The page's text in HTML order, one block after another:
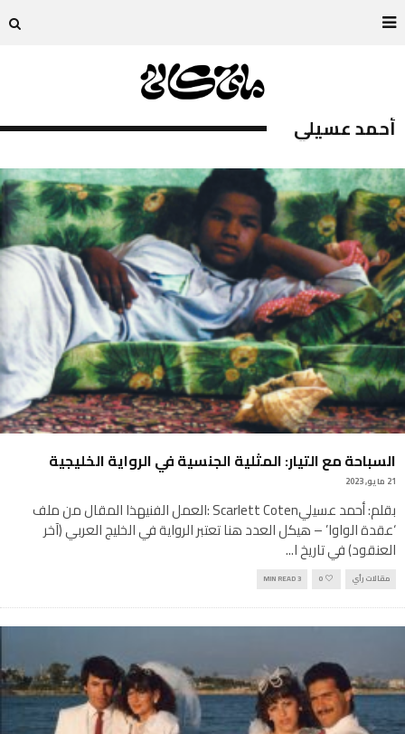
أحمد عسيلي
السباحة مع التيار: المثلية الجنسية في الرواية الخليجية
21 مايو, 2023
بقلم: أحمد عسيليScarlett Coten :العمل الفنيهذا المقال من ملف
‘عقدة الواوا’ – هيكل العدد هنا تعتبر الرواية في الخليج العربي (آخر
العنقود) في تاريخ ا...
مقالات رأي 0
3 MIN READ